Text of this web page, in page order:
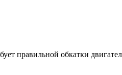
правильной обкатки